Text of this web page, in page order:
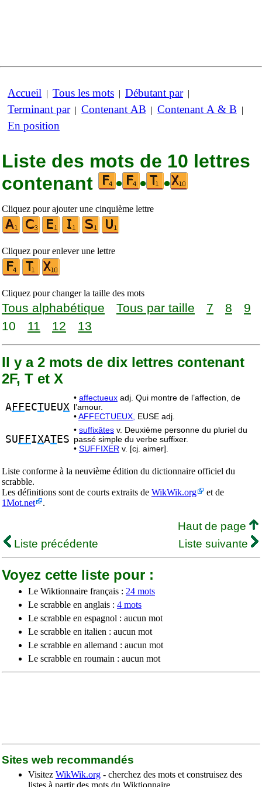
Accueil | Tous les mots | Débutant par|
Terminant par| Contenant AB | Contenant A & B |
En position
Liste des mots de 10 lettres
contenant
• • •
Cliquez pour ajouter une cinquième lettre
Cliquez pour enlever une lettre
Cliquez pour changer la taille des mots
Tous alphabétique Tous par taille 7 8
9
10
11 12 13
Il y a 2 mots de dix lettres contenant
2F, T et X
AFF ECTUEUX
• affectueux adj. Qui montre de l’affection, de
l’amour.
•AFFECTUEUX, EUSE adj.
SU FFIXATES
• suffixâtes v. Deuxième personne du pluriel du
passé simple du verbe suffixer.
• SUFFIXER v. [cj. aimer].
Liste conforme à la neuvième édition du dictionnaire officiel du
scrabble.
Les définitions sont de courts extraits de WikWik.org
et de
1Mot.net
.
Haut de page
Liste précédente
Liste suivante
Voyez cette liste pour :
Le Wiktionnaire français : 24 mots
Le scrabble en anglais : 4 mots
Le scrabble en espagnol : aucun mot
Le scrabble en italien : aucun mot
Le scrabble en allemand : aucun mot
Le scrabble en roumain : aucun mot
Sites web recommandés
Visitez WikWik.org - cherchez des mots et construisez des
listes à partir des mots du Wiktionnaire.